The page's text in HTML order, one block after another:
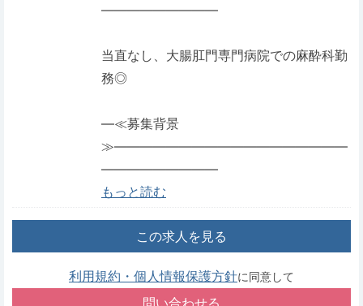
―――――――――
当直なし、大腸肛門専門病院での麻酔科勤
務◎
―≪募集背景
≫――――――――――――――――――
―――――――――
もっと読む
この求人を見る
利用規約・個人情報保護方針に同意して